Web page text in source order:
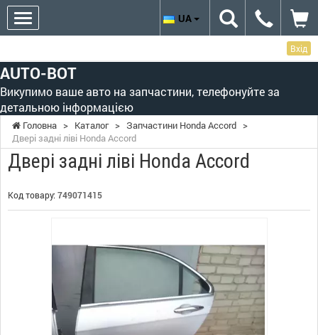
Вхід
AUTO-BOT
Викупимо ваше авто на запчастини, телефонуйте за
детальною інформацією
UA
Головна > Каталог > Запчастини Honda Accord >
Двері задні ліві Honda Accord
Двері задні ліві Honda Accord
Код товару: 749071415